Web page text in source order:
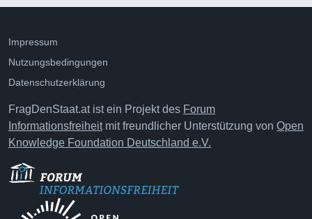
Impressum
Nutzungsbedingungen
Datenschutzerklärung
FragDenStaat.at ist ein Projekt des Forum
Informationsfreiheitmit freundlicher Unterstützung von Open
Knowledge Foundation Deutschland e.V.